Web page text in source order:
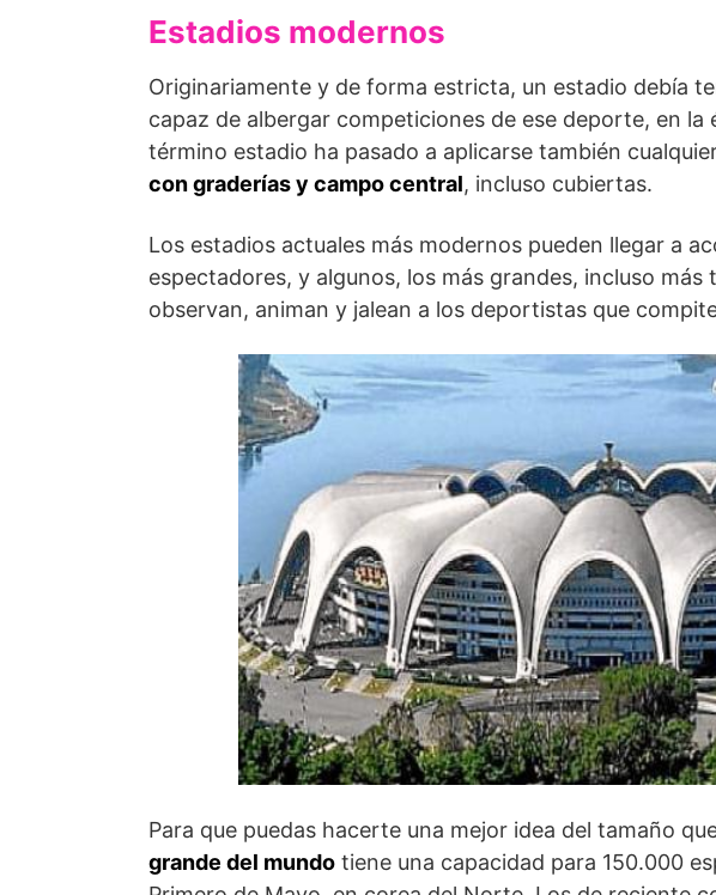
Estadios modernos
Originariamente y de forma estricta, un estadio debía
capaz de albergar competiciones de ese deporte, en la
término estadio ha pasado a aplicarse también
con graderías y campo central, incluso cubiertas.
Los estadios actuales más modernos pueden llegar a
espectadores, y algunos, los más grandes, incluso más
observan, animan y jalean a los deportistas que
Para que puedas hacerte una mejor idea del tamaño
grande del mundo tiene una capacidad para 150.000